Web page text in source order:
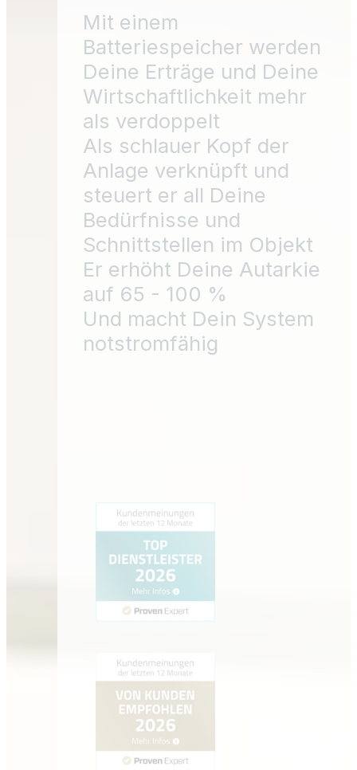
Wirtschaftlichkeit mehr
als verdoppelt
Als schlauer Kopf der
Anlage verknüpft und
steuert er all Deine
Bedürfnisse und
Schnittstellen im Objekt
Er erhöht Deine Autarkie
auf 65 - 100 %
Und macht Dein System
notstromfähig